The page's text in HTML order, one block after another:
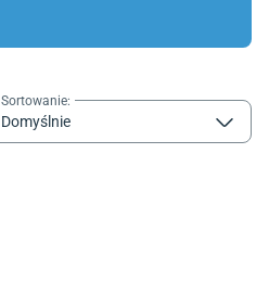
Sortowanie:
Domyślnie